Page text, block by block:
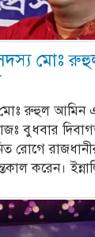
সদস্য মোঃ
রুহুল আমিন
বুধবার
রোগে
করেন।